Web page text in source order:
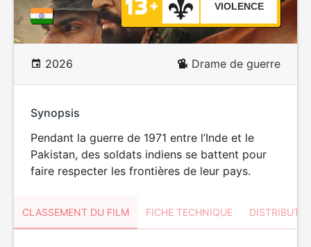
VIOLENCE
2026 Drame de guerre
Synopsis
Pendant la guerre de 1971 entre l’Inde et le
Pakistan, des soldats indiens se battent pour
faire respecter les frontières de leur pays.
CLASSEMENT DU FILM FICHE TECHNIQUE